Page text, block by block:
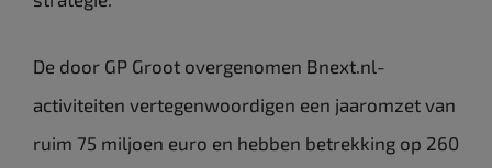
De door GP Groot overgenomen Bnext.nl-
activiteiten vertegenwoordigen een jaaromzet van
ruim 75 miljoen euro en hebben betrekking op 260